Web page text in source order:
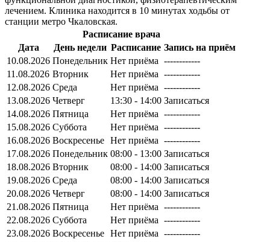
лечением. Клиника находится в 10 минутах ходьбы от
станции метро Чкаловская.
Расписание врача
Дата
День недели Расписание Запись на приём
10.08.2026 Понедельник Нет приёма ------------
11.08.2026 Вторник Нет приёма ------------
12.08.2026 Среда Нет приёма ------------
13.08.2026 Четверг 13:30 - 14:00 Записаться
14.08.2026 Пятница Нет приёма ------------
15.08.2026 Суббота Нет приёма ------------
16.08.2026 Воскресенье Нет приёма ------------
17.08.2026 Понедельник 08:00 - 13:00 Записаться
18.08.2026 Вторник 08:00 - 14:00 Записаться
19.08.2026 Среда 08:00 - 14:00 Записаться
20.08.2026 Четверг 08:00 - 14:00 Записаться
21.08.2026 Пятница Нет приёма ------------
22.08.2026 Суббота Нет приёма ------------
23.08.2026 Воскресенье Нет приёма ------------